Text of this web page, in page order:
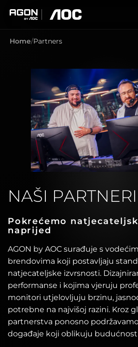
Home Partners
NAŠI PARTNERI
Pokrećemo
naprijed
AGON by AOC surađuje s
brendovima koji postavljaju
natjecateljske izvrsnosti.
performanse i kojima vjeruju
monitori utjelovljuju brzinu,
potrebne na najvišoj razini. Kroz
partnerstva ponosno
događaje koji oblikuju